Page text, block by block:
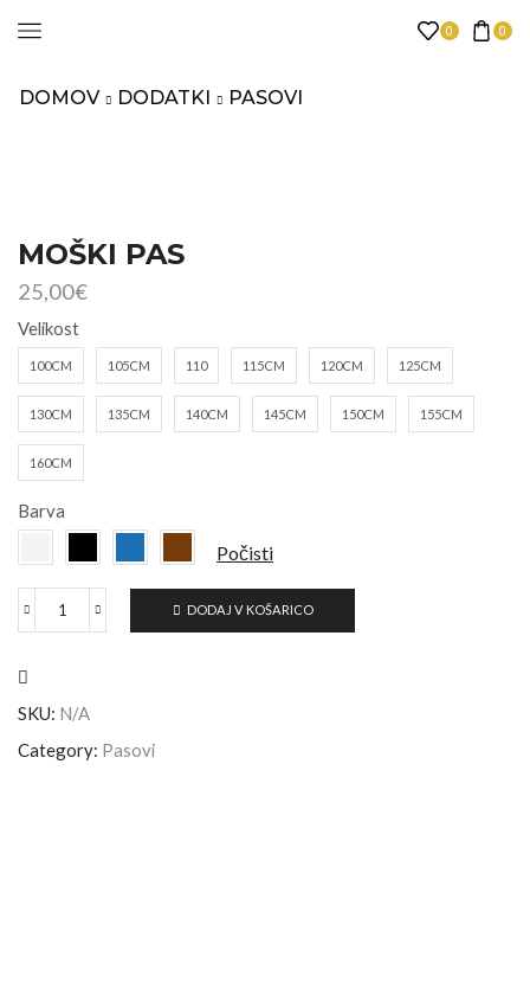
0 0
DOMOV DODATKI PASOVI
MOŠKI PAS
25,00€
Velikost
100CM 105CM 110 115CM 120CM 125CM
130CM 135CM 140CM 145CM 150CM 155CM
160CM
Barva
Počisti
DODAJ V KOŠARICO
SKU: N/A
Category: Pasovi